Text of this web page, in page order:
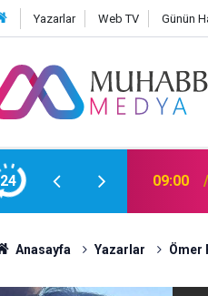
Yazarlar Web TV Günün
24 09:00
Anasayfa Yazarlar Ömer